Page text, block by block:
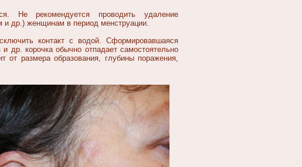
Не рекомендуется проводить удаление
и др.) женщинам в период менструации.
контакт с водой. Сформировавшаяся
др. корочка обычно отпадает самостоятельно
от размера образования, глубины поражения,